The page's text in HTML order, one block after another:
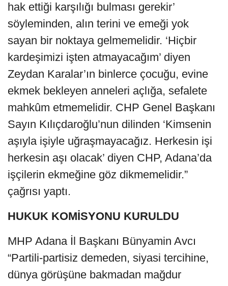
hak ettiği karşılığı bulması gerekir’
söyleminden, alın terini ve emeği yok
sayan bir noktaya gelmemelidir. ‘Hiçbir
kardeşimizi işten atmayacağım’ diyen
Zeydan Karalar’ın binlerce çocuğu, evine
ekmek bekleyen anneleri açlığa, sefalete
mahkûm etmemelidir. CHP Genel Başkanı
Sayın Kılıçdaroğlu’nun dilinden ‘Kimsenin
aşıyla işiyle uğraşmayacağız. Herkesin işi
herkesin aşı olacak’ diyen CHP, Adana’da
işçilerin ekmeğine göz dikmemelidir.”
çağrısı yaptı.
HUKUK KOMİSYONU KURULDU
MHP Adana İl Başkanı Bünyamin Avcı
“Partili-partisiz demeden, siyasi tercihine,
dünya görüşüne bakmadan mağdur